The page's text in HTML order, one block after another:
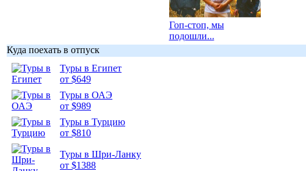
Гоп-стоп, мы
подошли...
Куда поехать в отпуск
Туры в Египет
от $649
Туры в ОАЭ
от $989
Туры в Турцию
от $810
Туры в Шри-Ланку
от $1388